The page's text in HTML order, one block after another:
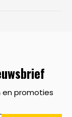
en promoties